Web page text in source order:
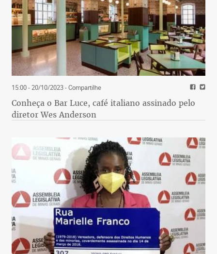
15:00 - 20/10/2023- Compartilhe
Conheça o Bar Luce, café italiano assinado pelo
diretor Wes Anderson